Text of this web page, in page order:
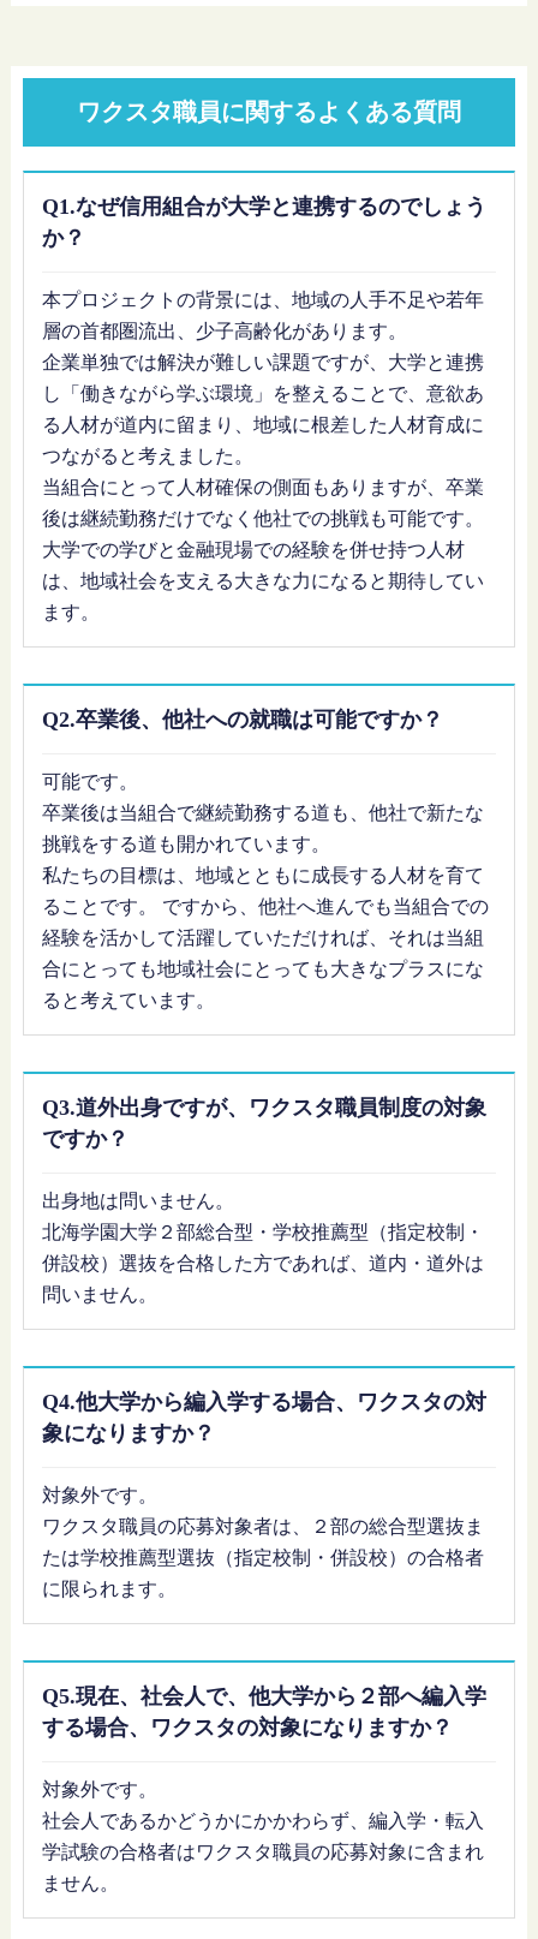
ワクスタ職員に関するよくある質問
Q1.なぜ信用組合が大学と連携するのでしょう
か？
本プロジェクトの背景には、地域の人手不足や若年
層の首都圏流出、少子高齢化があります。
企業単独では解決が難しい課題ですが、大学と連携
し「働きながら学ぶ環境」を整えることで、意欲あ
る人材が道内に留まり、地域に根差した人材育成に
つながると考えました。
当組合にとって人材確保の側面もありますが、卒業
後は継続勤務だけでなく他社での挑戦も可能です。
大学での学びと金融現場での経験を併せ持つ人材
は、地域社会を支える大きな力になると期待してい
ます。
Q2.卒業後、他社への就職は可能ですか？
可能です。
卒業後は当組合で継続勤務する道も、他社で新たな
挑戦をする道も開かれています。
私たちの目標は、地域とともに成長する人材を育て
ることです。 ですから、他社へ進んでも当組合での
経験を活かして活躍していただければ、それは当組
合にとっても地域社会にとっても大きなプラスにな
ると考えています。
Q3.道外出身ですが、ワクスタ職員制度の対象
ですか？
出身地は問いません。
北海学園大学２部総合型・学校推薦型（指定校制・
併設校）選抜を合格した方であれば、道内・道外は
問いません。
Q4.他大学から編入学する場合、ワクスタの対
象になりますか？
対象外です。
ワクスタ職員の応募対象者は、２部の総合型選抜ま
たは学校推薦型選抜（指定校制・併設校）の合格者
に限られます。
Q5.現在、社会人で、他大学から２部へ編入学
する場合、ワクスタの対象になりますか？
対象外です。
社会人であるかどうかにかかわらず、編入学・転入
学試験の合格者はワクスタ職員の応募対象に含まれ
ません。